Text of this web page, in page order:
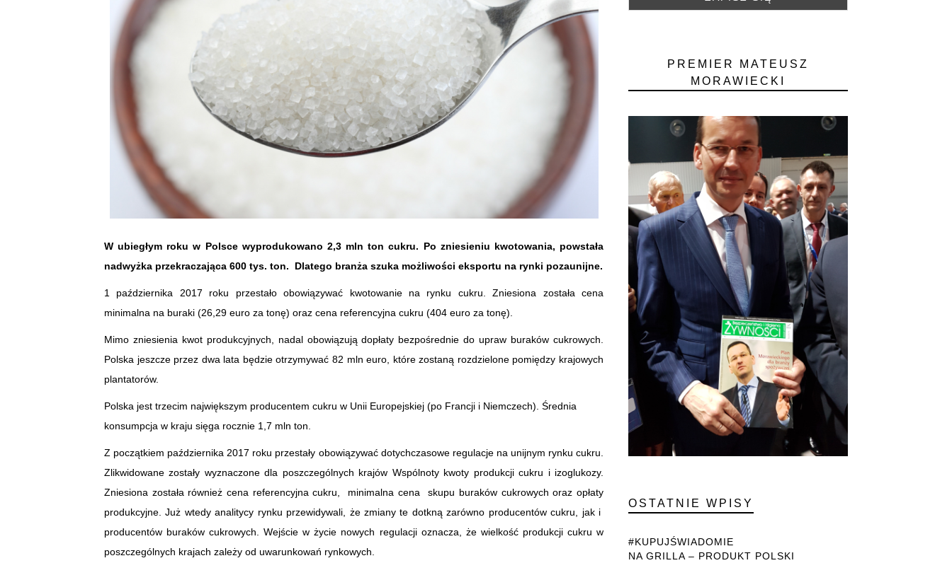
W ubiegłym roku w Polsce wyprodukowano 2,3 mln ton cukru. Po zniesieniu kwotowania, powstała
nadwyżka przekraczająca 600 tys. ton. Dlatego branża szuka możliwości eksportu na rynki pozaunijne.
1 października 2017 roku przestało obowiązywać kwotowanie na rynku cukru. Zniesiona została cena
minimalna na buraki (26,29 euro za tonę) oraz cena referencyjna cukru (404 euro za tonę).
Mimo zniesienia kwot produkcyjnych, nadal obowiązują dopłaty bezpośrednie do upraw buraków cukrowych.
Polska jeszcze przez dwa lata będzie otrzymywać 82 mln euro, które zostaną rozdzielone pomiędzy krajowych
plantatorów.
Polska jest trzecim największym producentem cukru w Unii Europejskiej (po Francji i Niemczech). Średnia
konsumpcja w kraju sięga rocznie 1,7 mln ton.
Z początkiem października 2017 roku przestały obowiązywać dotychczasowe regulacje na unijnym rynku cukru.
Zlikwidowane zostały wyznaczone dla poszczególnych krajów Wspólnoty kwoty produkcji cukru i izoglukozy.
Zniesiona została również cena referencyjna cukru, minimalna cena skupu buraków cukrowych oraz opłaty
produkcyjne. Już wtedy analitycy rynku przewidywali, że zmiany te dotkną zarówno producentów cukru, jak i
producentów buraków cukrowych. Wejście w życie nowych regulacji oznacza, że wielkość produkcji cukru w
poszczególnych krajach zależy od uwarunkowań rynkowych.
PREMIER MATEUSZ
MORAWIECKI
OSTATNIE WPISY
#KUPUJŚWIADOMIE
NA GRILLA – PRODUKT POLSKI